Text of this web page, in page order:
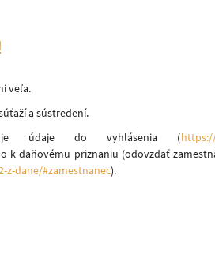
veľa.
a sústredení.
údaje do vyhlásenia (
k daňovému priznaniu (odovzdať
z-dane/#zamestnanec).